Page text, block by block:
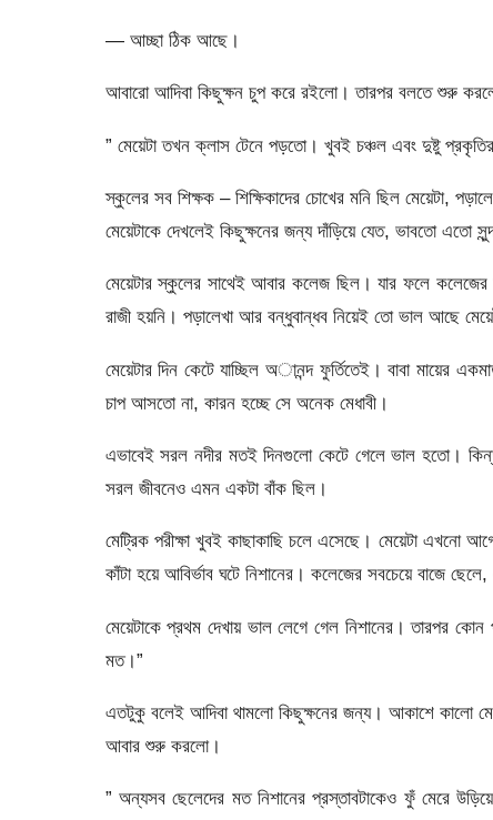
— আচ্ছা ঠিক আছে।
আবারো আদিবা কিছুক্ষন চুপ করে রইলো। তারপর বলতে শুরু
” মেয়েটা তখন ক্লাস টেনে পড়তো। খুবই চঞ্চল এবং দুষ্টু
স্কুলের সব শিক্ষক – শিক্ষিকাদের চোখের মনি ছিল মেয়েটা,
মেয়েটাকে দেখলেই কিছুক্ষনের জন্য দাঁড়িয়ে যেত, ভাবতো এতো
মেয়েটার স্কুলের সাথেই আবার কলেজ ছিল। যার ফলে
রাজী হয়নি। পড়ালেখা আর বন্ধুবান্ধব নিয়েই তো ভাল আছে
মেয়েটার দিন কেটে যাচ্ছিল অানন্দ ফুর্তিতেই। বাবা মায়ের
চাপ আসতো না, কারন হচ্ছে সে অনেক মেধাবী।
এভাবেই সরল নদীর মতই দিনগুলো কেটে গেলে ভাল হতো।
সরল জীবনেও এমন একটা বাঁক ছিল।
মেট্রিক পরীক্ষা খুবই কাছাকাছি চলে এসেছে। মেয়েটা এখনো
কাঁটা হয়ে আবির্ভাব ঘটে নিশানের। কলেজের সবচেয়ে বাজে
মেয়েটাকে প্রথম দেখায় ভাল লেগে গেল নিশানের। তারপর
মত।”
এতটুকু বলেই আদিবা থামলো কিছুক্ষনের জন্য। আকাশে কালো
আবার শুরু করলো।
” অন্যসব ছেলেদের মত নিশানের প্রস্তাবটাকেও ফুঁ মেরে